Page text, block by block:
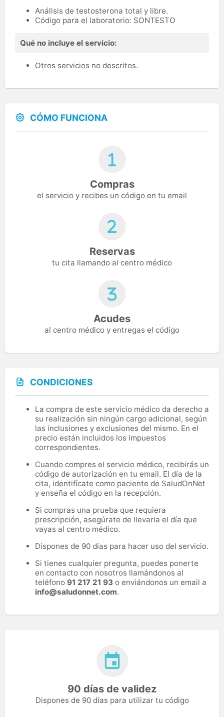
Análisis de testosterona total y libre.
Código para el laboratorio: SONTESTO
Qué no incluye el servicio:
Otros servicios no descritos.
CÓMO FUNCIONA
Compras
el servicio y recibes un código en tu email
Reservas
tu cita llamando al centro médico
Acudes
al centro médico y entregas el código
CONDICIONES
La compra de este servicio médico da derecho a
su realización sin ningún cargo adicional, según
las inclusiones y exclusiones del mismo. En el
precio están incluidos los impuestos
correspondientes.
Cuando compres el servicio médico, recibirás un
código de autorización en tu email. El día de la
cita, identifícate como paciente de SaludOnNet
y enseña el código en la recepción.
Si compras una prueba que requiera
prescripción, asegúrate de llevarla el día que
vayas al centro médico.
Dispones de 90 días para hacer uso del servicio.
Si tienes cualquier pregunta, puedes ponerte
en contacto con nosotros llamándonos al
teléfono 91 217 21 93 o enviándonos un email a
info@saludonnet.com.
90 días de validez
Dispones de 90 días para utilizar tu código